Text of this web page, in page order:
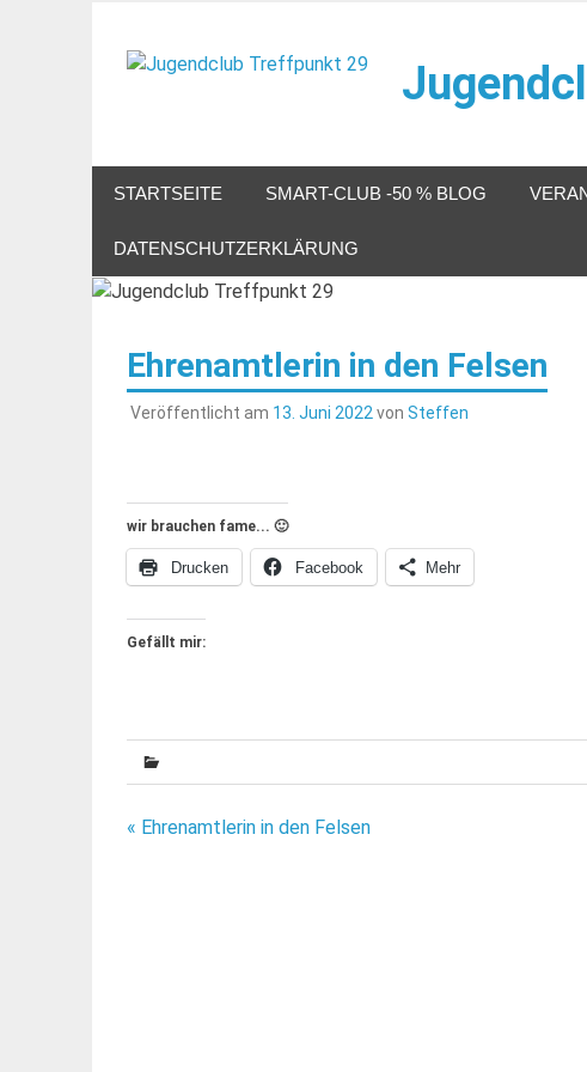
springen
STARTSEITE SMART-CLUB -50 % BLOG
DATENSCHUTZERKLÄRUNG
Ehrenamtlerin in den Felsen
Veröffentlicht am 13. Juni 2022 von Steffen
wir brauchen fame... 🙂
Drucken Facebook Mehr
Gefällt mir:
Beitragsnavigation
« Ehrenamtlerin in den Felsen